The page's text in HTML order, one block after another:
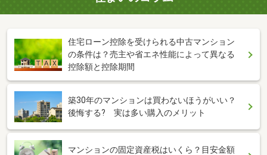
住宅ローン控除を受けられる中古マンション
の条件は？売主や省エネ性能によって異なる
控除額と控除期間
築30年のマンションは買わないほうがいい？
後悔する? 実は多い購入のメリット
マンションの固定資産税はいくら？目安金額